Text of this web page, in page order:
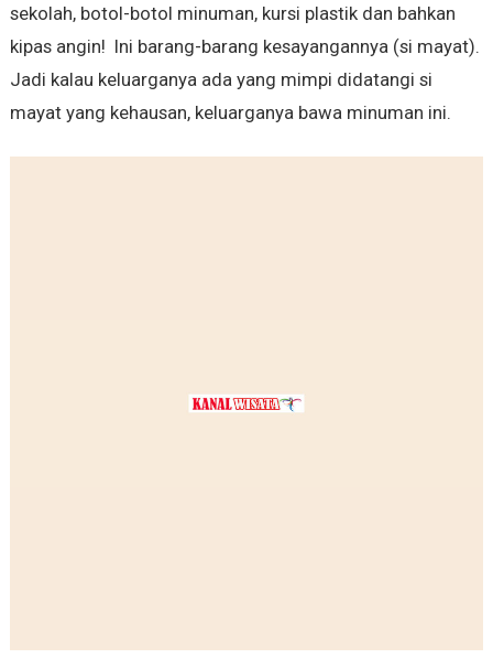
sekolah, botol-botol minuman, kursi plastik dan bahkan
kipas angin! Ini barang-barang kesayangannya (si mayat).
Jadi kalau keluarganya ada yang mimpi didatangi si
mayat yang kehausan, keluarganya bawa minuman ini.